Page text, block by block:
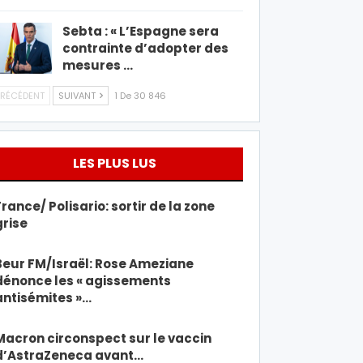
Sebta : « L’Espagne sera
contrainte d’adopter des
mesures …
SUIVANT 1 De 30 846
LES PLUS LUS
Polisario: sortir de la zone
FM/Israël: Rose Ameziane
les « agissements
»…
circonspect sur le vaccin
avant…